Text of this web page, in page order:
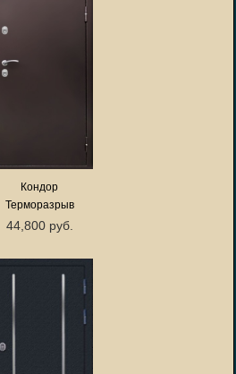
Кондор
Терморазрыв
44,800 руб.